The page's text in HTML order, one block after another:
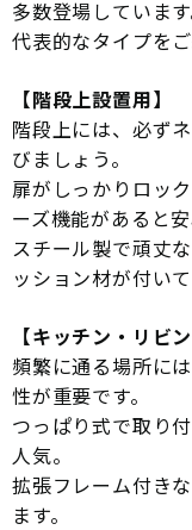
多数登場しています
代表的なタイプをご
【階段上設置用】
階段上には、必ず
びましょう。
扉がしっかりロッ
ーズ機能があると安
スチール製で頑丈
ッション材が付い
【キッチン・リビン
頻繁に通る場所に
性が重要です。
つっぱり式で取り
人気。
拡張フレーム付き
ます。